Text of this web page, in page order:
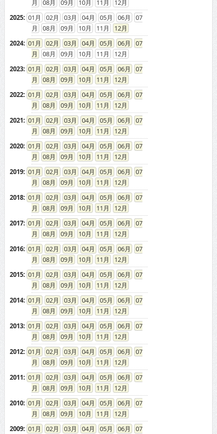
08 09 10 11
12
2025: 01 02 03 04 05 06
07
08
09 10 11
12
2024: 01 02 03 04 05 06
07
08
09 10 11
12
2023: 01 02 03 04 05 06
07
08
09 10 11
12
2022: 01 02 03 04 05 06
07
08
09 10 11
12
2021: 01 02 03 04 05 06
07
08
09 10 11
12
2020: 01 02 03 04 05 06
07
08
09 10 11
12
2019: 01 02 03 04 05 06
07
08
09 10 11
12
2018: 01 02 03 04 05 06
07
08
09 10 11
12
2017: 01 02 03 04 05 06
07
08
09 10 11
12
2016: 01 02 03 04 05 06
07
08
09 10 11
12
2015: 01 02 03 04 05 06
07
08
09 10 11
12
2014: 01 02 03 04 05 06
07
08
09 10 11
12
2013: 01 02 03 04 05 06
07
08
09 10 11
12
2012: 01 02 03 04 05 06
07
08
09 10 11
12
2011: 01 02 03 04 05 06
07
08
09 10 11
12
2010: 01 02 03 04 05 06
07
08
09 10 11
12
2009: 01 02 03 04 05 06
07